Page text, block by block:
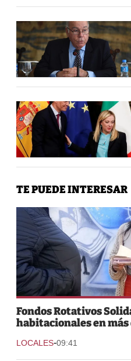
TE PUEDE INTERESAR
Fondos Rotativos
habitacionales en
LOCALES-09:41